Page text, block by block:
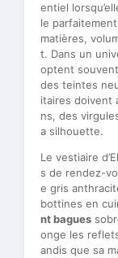
entiel
le
matières,
t. Dans un
optent
des teintes
itaires doivent
ns, des
a silhouette.
Le vestiaire
s de rendez-
e gris
bottines en
nt bagues
onge les
andis que sa